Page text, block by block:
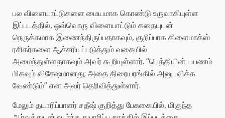
பல விளையாட்டுகளை மையமாக கொண்டு உருவாகியுள்ள
இப்படத்தில், ஒவ்வொரு விளையாட்டும் கதையுடன்
நெருக்கமாக இணைந்திருப்பதாகவும், குறிப்பாக கிளைமாக்ஸ்
ரசிகர்களை ஆச்சரியப்படுத்தும் வகையில்
அமைந்துள்ளதாகவும் அவர் கூறியுள்ளார். “பெத்தியின் பயணம்
மிகவும் விசேஷமானது; அதை திரையரங்கில் அனுபவிக்க
வேண்டும்” என அவர் தெரிவித்துள்ளார்.
மேலும் தயாரிப்பாளர் சதீஷ் குறித்து பேசுகையில், மிகுந்த